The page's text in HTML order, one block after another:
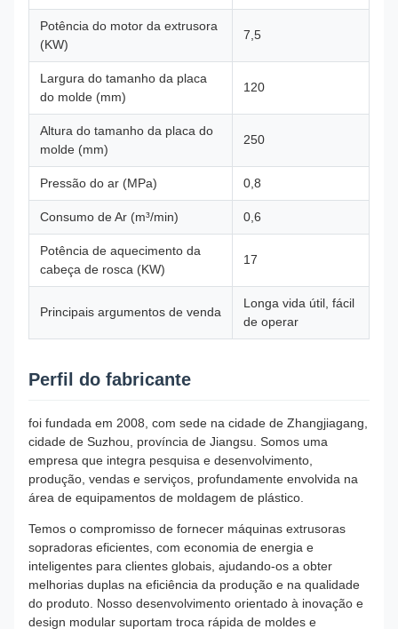
Potência do motor da extrusora
(KW)
7,5
Largura do tamanho da placa
do molde (mm)
120
Altura do tamanho da placa do
molde (mm)
250
Pressão do ar (MPa) 0,8
Consumo de Ar (m³/min) 0,6
Potência de aquecimento da
cabeça de rosca (KW)
17
Principais argumentos de venda
Longa vida útil, fácil
de operar
Perfil do fabricante
foi fundada em 2008, com sede na cidade de Zhangjiagang,
cidade de Suzhou, província de Jiangsu. Somos uma
empresa que integra pesquisa e desenvolvimento,
produção, vendas e serviços, profundamente envolvida na
área de equipamentos de moldagem de plástico.
Temos o compromisso de fornecer máquinas extrusoras
sopradoras eficientes, com economia de energia e
inteligentes para clientes globais, ajudando-os a obter
melhorias duplas na eficiência da produção e na qualidade
do produto. Nosso desenvolvimento orientado à inovação e
design modular suportam troca rápida de moldes e